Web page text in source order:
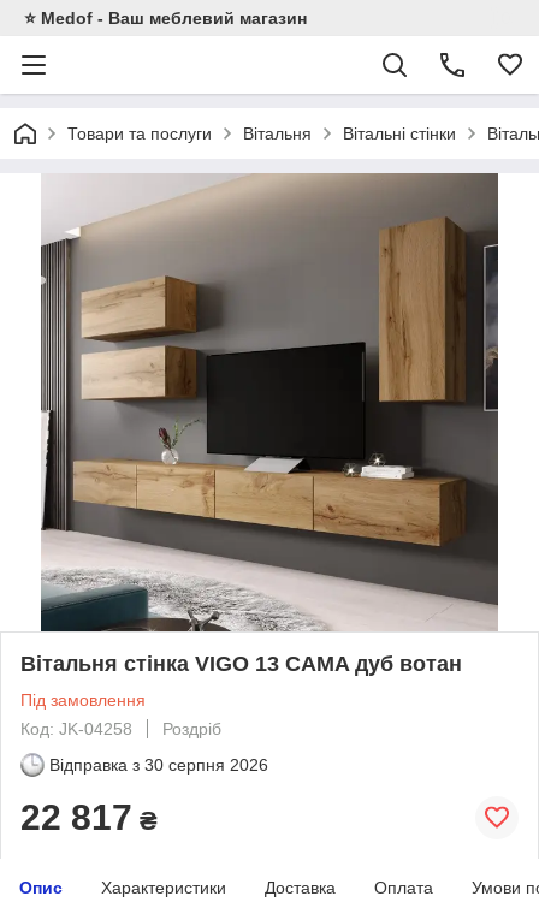
⭐ Medof - Ваш меблевий магазин
Товари та послуги Вітальня Вітальні стінки
Вітальня стінка VIGO 13 CAMA дуб вотан
Під замовлення
Код: JK-04258
Роздріб
Відправка з 30 серпня 2026
22 817 ₴
Опис Характеристики Доставка Оплата Умови